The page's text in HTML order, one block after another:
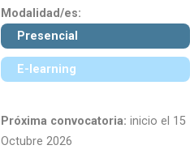
Modalidad/es:
Presencial
E-learning
Próxima convocatoria: inicio el 15
Octubre 2026